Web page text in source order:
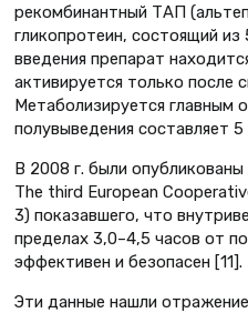
рекомбинантный ТАП
гликопротеин, состоящий
введения препарат
активируется только после
Метаболизируется главным
полувыведения составляет 5
В 2008 г. были
The third European
3) показавшего, что
пределах 3,0–4,5 часов от
эффективен и безопасен [11].
Эти данные нашли